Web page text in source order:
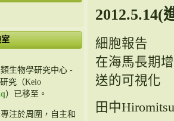
類生物學研究中心 -
究（Keio
）已移至。
注於周圍，自主和
2012.5.14(
細胞報告
在海馬長期
送的可視化
田中